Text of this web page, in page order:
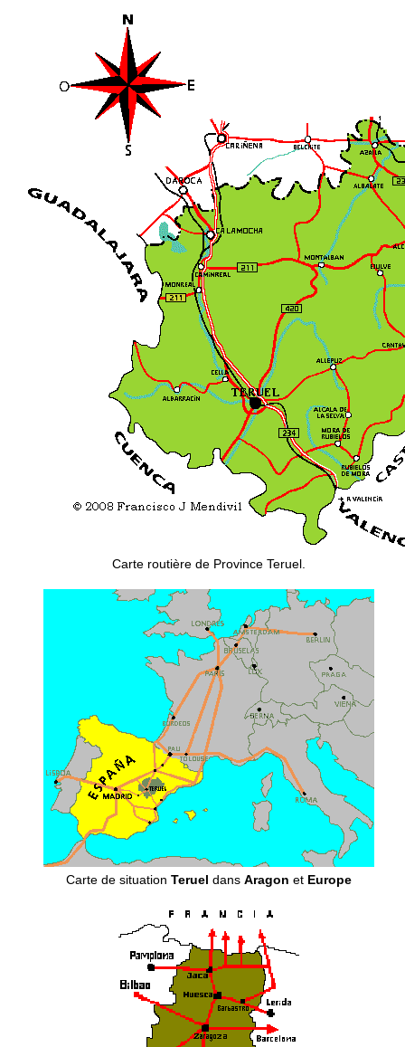
Carte routière de Province Teruel.
Carte de situation Teruel dans Aragon et Europe